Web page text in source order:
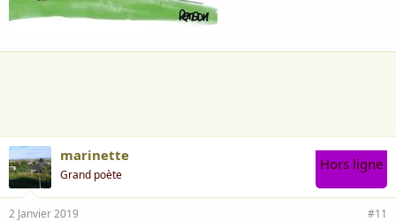
marinette
Grand poète
Hors ligne
2 Janvier 2019 #11